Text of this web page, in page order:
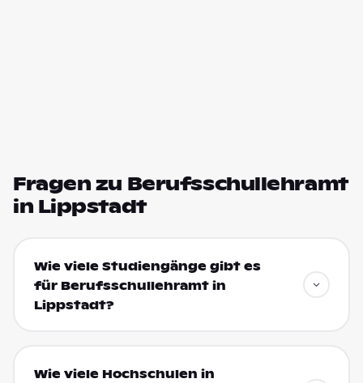
Fragen zu Berufsschullehramt
in Lippstadt
Wie viele Studiengänge gibt es
für Berufsschullehramt in
Lippstadt?
Wie viele Hochschulen in